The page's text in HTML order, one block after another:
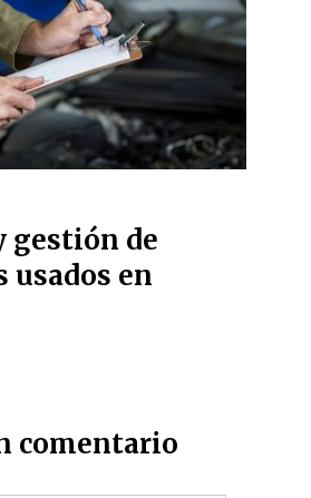
gestión de
usados en
comentario